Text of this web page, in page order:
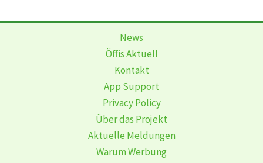
News
Öffis Aktuell
Kontakt
App Support
Privacy Policy
Über das Projekt
Aktuelle Meldungen
Warum Werbung